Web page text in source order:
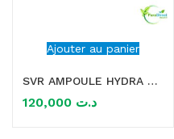
Ajouter au panier
SVR AMPOULE HYDRA B 30ML PEAUX SENSIBLES 30ML
د.ت